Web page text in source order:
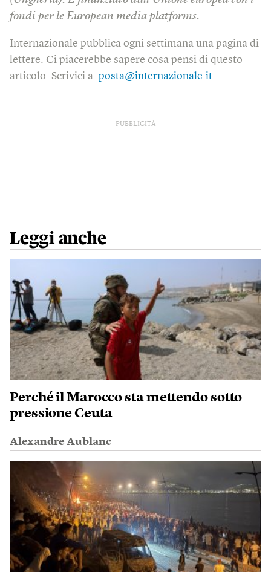
fondi per le European media platforms.
Internazionale pubblica ogni settimana una pagina di
lettere. Ci piacerebbe sapere cosa pensi di questo
articolo. Scrivici a: posta@internazionale.it
PUBBLICITÀ
Leggi anche
Perché il Marocco sta mettendo sotto
pressione Ceuta
Alexandre Aublanc